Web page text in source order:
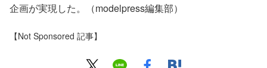
企画が実現した。（modelpress編集部）
【Not Sponsored 記事】